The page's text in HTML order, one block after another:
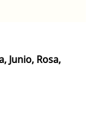
Junio, Rosa,